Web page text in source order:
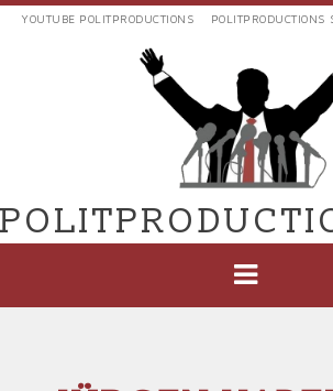
Aller
EXTERNES
POLIT'PRODUCTIONS
YOUTUBE POLITPRODUCTIONS POLITPRODUCTIONS